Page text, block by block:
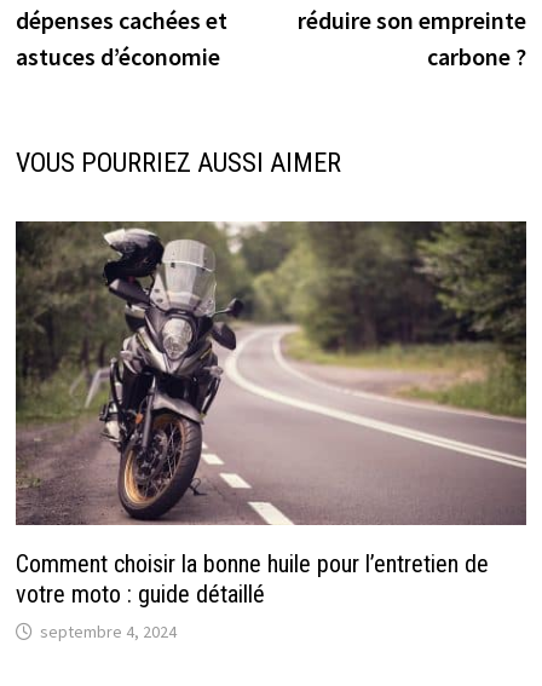
dépenses cachées et
astuces d’économie
réduire son empreinte
carbone ?
VOUS POURRIEZ AUSSI AIMER
Comment choisir la bonne huile pour l’entretien de
votre moto : guide détaillé
septembre 4, 2024